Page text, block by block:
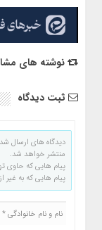
نوشته های
ثبت دیدگاه
دیدگاه های ارسال
منتشر خواهد شد.
پیام هایی که حاوی
پیام هایی که به غیر